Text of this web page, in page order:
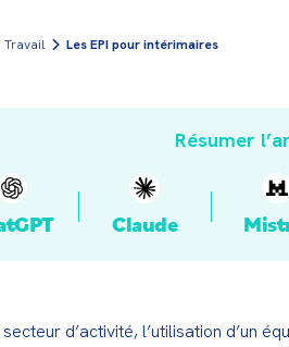
Les EPI pour intérimaires
Résumer
Claude
d’activité, l’utilisation d’un